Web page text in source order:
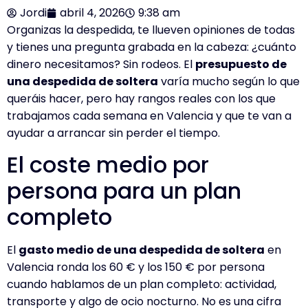
Jordi abril 4, 2026
9:38 am
Organizas la despedida, te llueven opiniones de todas
y tienes una pregunta grabada en la cabeza: ¿cuánto
dinero necesitamos? Sin rodeos. El presupuesto de
una despedida de soltera varía mucho según lo que
queráis hacer, pero hay rangos reales con los que
trabajamos cada semana en Valencia y que te van a
ayudar a arrancar sin perder el tiempo.
El coste medio por
persona para un plan
completo
El gasto medio de una despedida de soltera en
Valencia ronda los 60 € y los 150 € por persona
cuando hablamos de un plan completo: actividad,
transporte y algo de ocio nocturno. No es una cifra